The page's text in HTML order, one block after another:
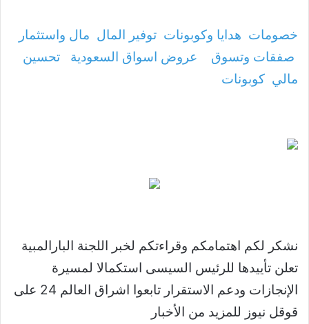
خصومات هدايا وكوبونات توفير المال مال واستثمار
صفقات وتسوق
عروض اسواق السعودية
تحسين
مالي كوبونات
نشكر لكم اهتمامكم وقراءتكم لخبر اللجنة البارالمبية
تعلن تأييدها للرئيس السيسى استكمالا لمسيرة
الإنجازات ودعم الاستقرار تابعوا اشراق العالم 24 على
قوقل نيوز للمزيد من الأخبار